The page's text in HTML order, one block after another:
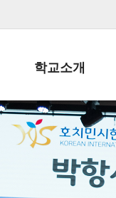
학교소개
학교장인사말
학생회장인사말
학교상징